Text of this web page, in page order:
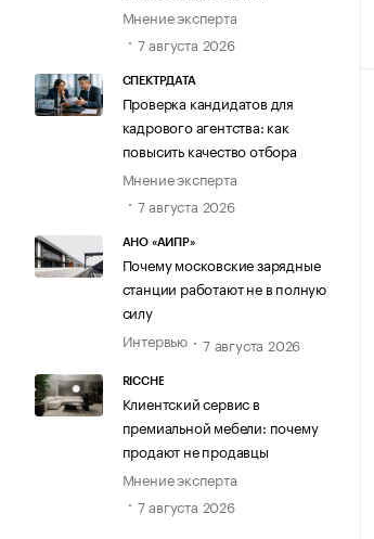
Мнение эксперта
7 августа 2026
СПЕКТРДАТА
Проверка кандидатов для
кадрового агентства: как
повысить качество отбора
Мнение эксперта
7 августа 2026
АНО «АИПР»
Почему московские зарядные
станции работают не в полную
силу
Интервью
7 августа 2026
RICCHE
Клиентский сервис в
премиальной мебели: почему
продают не продавцы
Мнение эксперта
7 августа 2026